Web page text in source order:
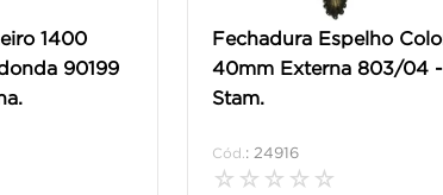
1400
90199
Fechadura Espelho
40mm Externa 803/04 -
Stam.
: 24916
☆ ☆ ☆ ☆ ☆